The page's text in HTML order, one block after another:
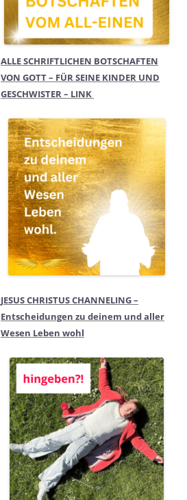
ALLE SCHRIFTLICHEN BOTSCHAFTEN
VON GOTT – FÜR SEINE KINDER UND
GESCHWISTER – LINK
JESUS CHRISTUS CHANNELING –
Entscheidungen zu deinem und aller
Wesen Leben wohl